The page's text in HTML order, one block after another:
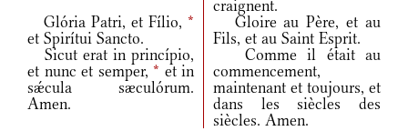
craignent.
Glória Patri, et Fílio, *
et Spirítui Sancto.
Gloire au Père, et au
Fils, et au Saint Esprit.
Sicut erat in princípio,
et nunc et semper, * et in
sǽcula sæculórum.
Amen.
Comme il était au
commencement,
maintenant et toujours, et
dans les siècles des
siècles. Amen.